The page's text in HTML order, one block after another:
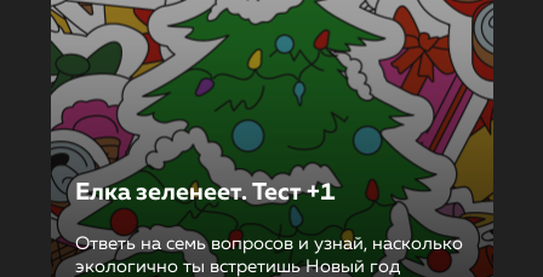
Елка зеленеет. Тест +1
Ответь на семь вопросов и узнай, насколько
экологично ты встретишь Новый год